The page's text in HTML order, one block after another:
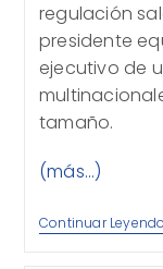
regulación
presidente
ejecutivo de
tamaño.
(más…)
Continuar Leyendo